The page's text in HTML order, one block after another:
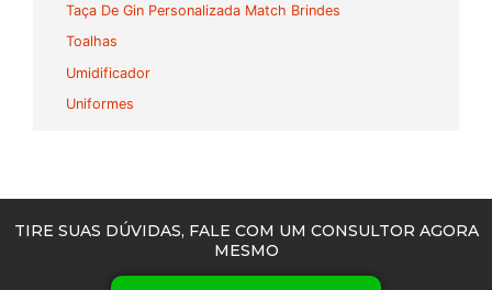
Taça De Gin Personalizada Match Brindes
Toalhas
Umidificador
Uniformes
TIRE SUAS DÚVIDAS, FALE COM UM CONSULTOR AGORA
MESMO